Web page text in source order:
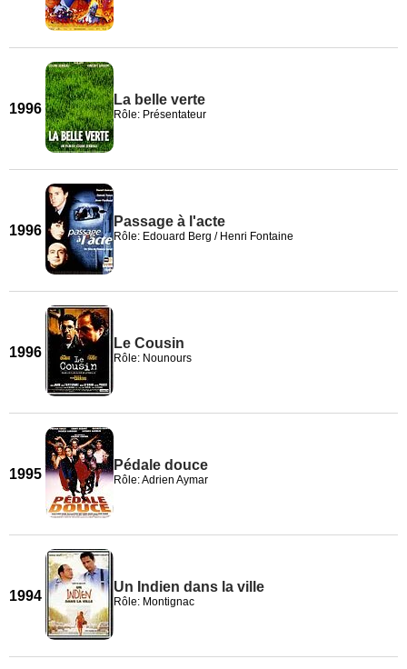
1996
La belle verte
Rôle: Présentateur
1996
Passage à l'acte
Rôle: Edouard Berg / Henri Fontaine
1996
Le Cousin
Rôle: Nounours
1995
Pédale douce
Rôle: Adrien Aymar
1994
Un Indien dans la ville
Rôle: Montignac